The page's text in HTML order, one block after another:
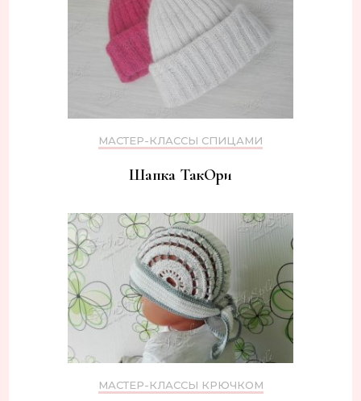
МАСТЕР-КЛАССЫ СПИЦАМИ
Шапка ТакОри
МАСТЕР-КЛАССЫ КРЮЧКОМ